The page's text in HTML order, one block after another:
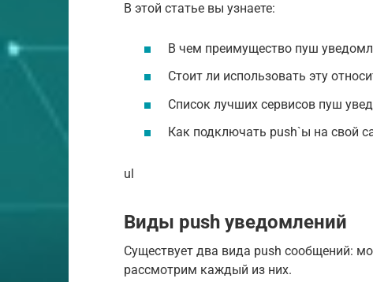
В этой статье вы узнаете:
В чем преимущество пуш
Стоит ли использовать эту
Список лучших сервисов пуш
Как подключать push`ы на свой
ul
Виды push уведомлений
Существует два вида push сообщений:
рассмотрим каждый из них.